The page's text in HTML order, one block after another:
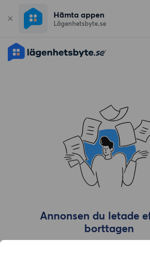
Hämta appen
Lägenhetsbyte.se
Annonsen du letade
borttagen